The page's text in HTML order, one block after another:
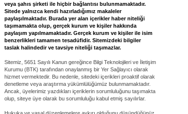
veya şahıs şirketi ile hiçbir bağlantısı bulunmamaktadır.
Sitede yalnızca kendi hazırladığımız makaleler
paylaşılmaktadır. Burada yer alan içerikler haber niteliği
taşımamakta olup, gerçek kurum ve kişiler hakkında
paylaşım yapılmamaktadır. Gerçek kurum ve kişiler ile isim
benzerlikleri tamamen tesadüfidir. Sitemizdeki bilgiler
taslak halindedir ve tavsiye niteliği taşımazlar.
Sitemiz, 5651 Sayılı Kanun gereğince Bilgi Teknolojileri ve İletişim
Kurumu (BTK) tarafından onaylanmış bir Yer Sağlayıcı olarak
hizmet vermektedir. Bu nedenle, sitedeki içerikleri proaktif olarak
denetleme veya araştırma yükümlülüğümüz bulunmamaktadır.
Ancak, üyelerimiz yazdıkları içeriklerin sorumluluğunu taşımakta
olup, siteye üye olarak bu sorumluluğu kabul etmiş sayılırlar.
Hukuka ve yasal düzenlemelere aykırı olduğunu düşündüğünüz